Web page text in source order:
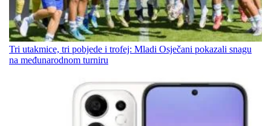
Tri utakmice, tri pobjede i trofej: Mladi Osječani pokazali snagu
na međunarodnom turniru